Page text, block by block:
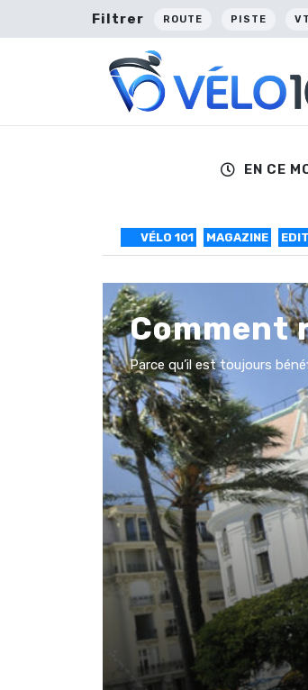
Filtrer ROUTE PISTE
EN CE
VÉLO 101 MAGAZINE
Comment
Parce qu’il est toujours